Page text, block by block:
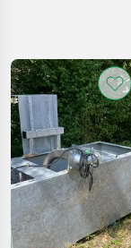
Kategorie 2
AKTUELLER
PFAD
Landtechnik
Duengung
Und
Beregnung
Zurücksetzen